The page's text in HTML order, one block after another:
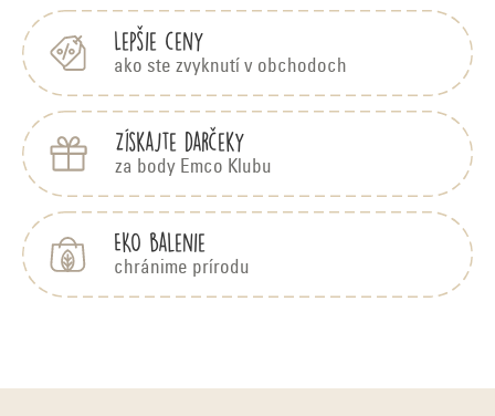
Lepšie ceny
ako ste zvyknutí v obchodoch
Získajte darčeky
za body Emco Klubu
EKO balenie
chránime prírodu